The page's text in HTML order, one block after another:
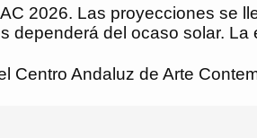
2026. Las proyecciones se
dependerá del ocaso solar.
Centro Andaluz de Arte